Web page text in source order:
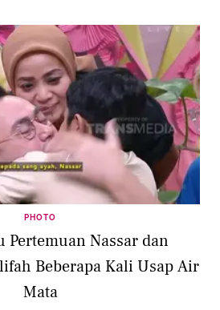
PHOTO
Pertemuan Nassar dan
Beberapa Kali Usap Air
Mata